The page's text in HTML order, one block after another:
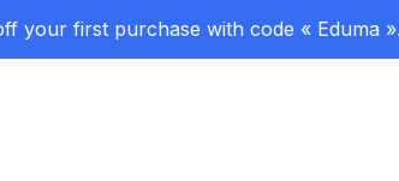
your first purchase with code « Eduma ».